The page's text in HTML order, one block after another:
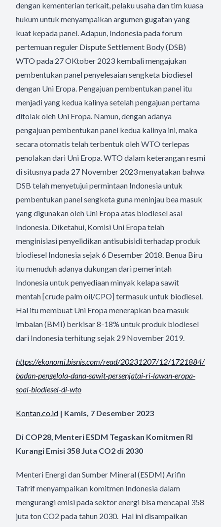
dengan kementerian terkait, pelaku usaha dan tim kuasa
hukum untuk menyampaikan argumen gugatan yang
kuat kepada panel. Adapun, Indonesia pada forum
pertemuan reguler Dispute Settlement Body (DSB)
WTO pada 27 OKtober 2023 kembali mengajukan
pembentukan panel penyelesaian sengketa biodiesel
dengan Uni Eropa. Pengajuan pembentukan panel itu
menjadi yang kedua kalinya setelah pengajuan pertama
ditolak oleh Uni Eropa. Namun, dengan adanya
pengajuan pembentukan panel kedua kalinya ini, maka
secara otomatis telah terbentuk oleh WTO terlepas
penolakan dari Uni Eropa. WTO dalam keterangan resmi
di situsnya pada 27 November 2023 menyatakan bahwa
DSB telah menyetujui permintaan Indonesia untuk
pembentukan panel sengketa guna meninjau bea masuk
yang digunakan oleh Uni Eropa atas biodiesel asal
Indonesia. Diketahui, Komisi Uni Eropa telah
menginisiasi penyelidikan antisubisidi terhadap produk
biodiesel Indonesia sejak 6 Desember 2018. Benua Biru
itu menuduh adanya dukungan dari pemerintah
Indonesia untuk penyediaan minyak kelapa sawit
mentah [crude palm oil/CPO] termasuk untuk biodiesel.
Hal itu membuat Uni Eropa menerapkan bea masuk
imbalan (BMI) berkisar 8-18% untuk produk biodiesel
dari Indonesia terhitung sejak 29 November 2019.
https://ekonomi.bisnis.com/read/20231207/12/1721884/
badan-pengelola-dana-sawit-persenjatai-ri-lawan-eropa-
soal-biodiesel-di-wto
Kontan.co.id | Kamis, 7 Desember 2023
Di COP28, Menteri ESDM Tegaskan Komitmen RI
Kurangi Emisi 358 Juta CO2 di 2030
Menteri Energi dan Sumber Mineral (ESDM) Arifin
Tafrif menyampaikan komitmen Indonesia dalam
mengurangi emisi pada sektor energi bisa mencapai 358
juta ton CO2 pada tahun 2030. Hal ini disampaikan